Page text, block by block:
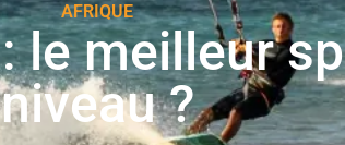
AFRIQUE
le meilleur
niveau ?